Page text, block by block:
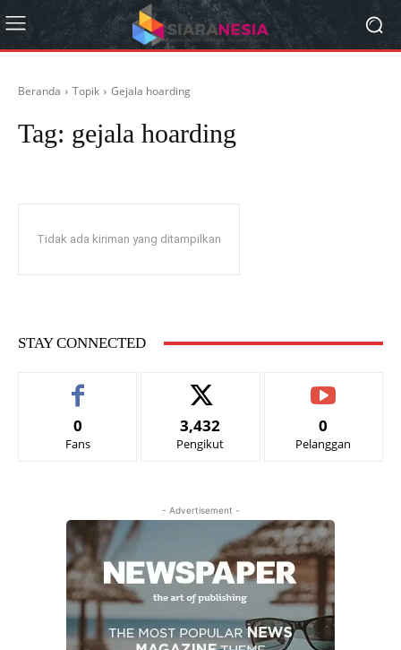
Beranda Topik Gejala hoarding
Tag: gejala hoarding
Tidak ada kiriman yang ditampilkan
STAY CONNECTED
0
Fans
3,432
Pengikut
0
Pelanggan
- Advertisement -